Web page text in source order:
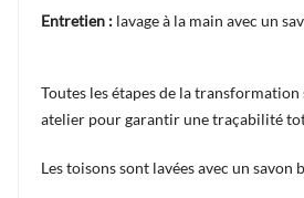
Entretien : lavage à la main avec un
Toutes les étapes de la
atelier pour garantir une traçabilité
Les toisons sont lavées avec un savon